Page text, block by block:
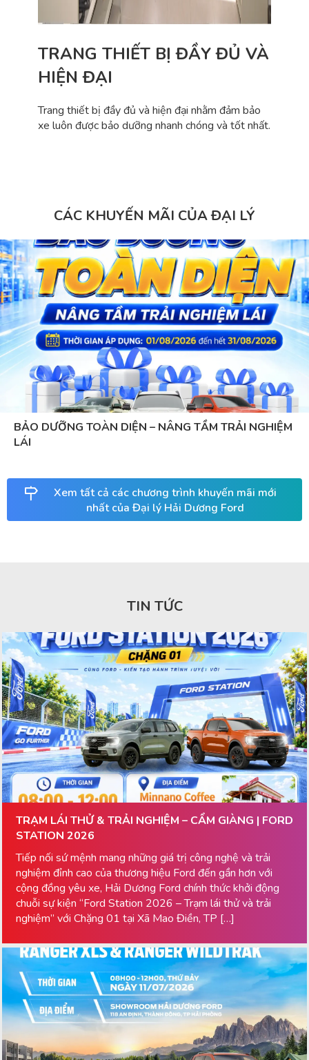
TRANG THIẾT BỊ ĐẦY ĐỦ VÀ
HIỆN ĐẠI
Trang thiết bị đầy đủ và hiện đại nhằm đảm bảo
xe luôn được bảo dưỡng nhanh chóng và tốt nhất.
CÁC KHUYẾN MÃI CỦA ĐẠI LÝ
BẢO DƯỠNG TOÀN DIỆN – NÂNG TẦM TRẢI NGHIỆM
LÁI
Xem tất cả các chương trình khuyến mãi mới
nhất của Đại lý Hải Dương Ford
TIN TỨC
TRẠM LÁI THỬ & TRẢI NGHIỆM – CẨM GIÀNG | FORD
STATION 2026
Tiếp nối sứ mệnh mang những giá trị công nghệ và trải
nghiệm đỉnh cao của thương hiệu Ford đến gần hơn với
cộng đồng yêu xe, Hải Dương Ford chính thức khởi động
chuỗi sự kiện “Ford Station 2026 – Trạm lái thử và trải
nghiệm” với Chặng 01 tại Xã Mao Điền, TP […]